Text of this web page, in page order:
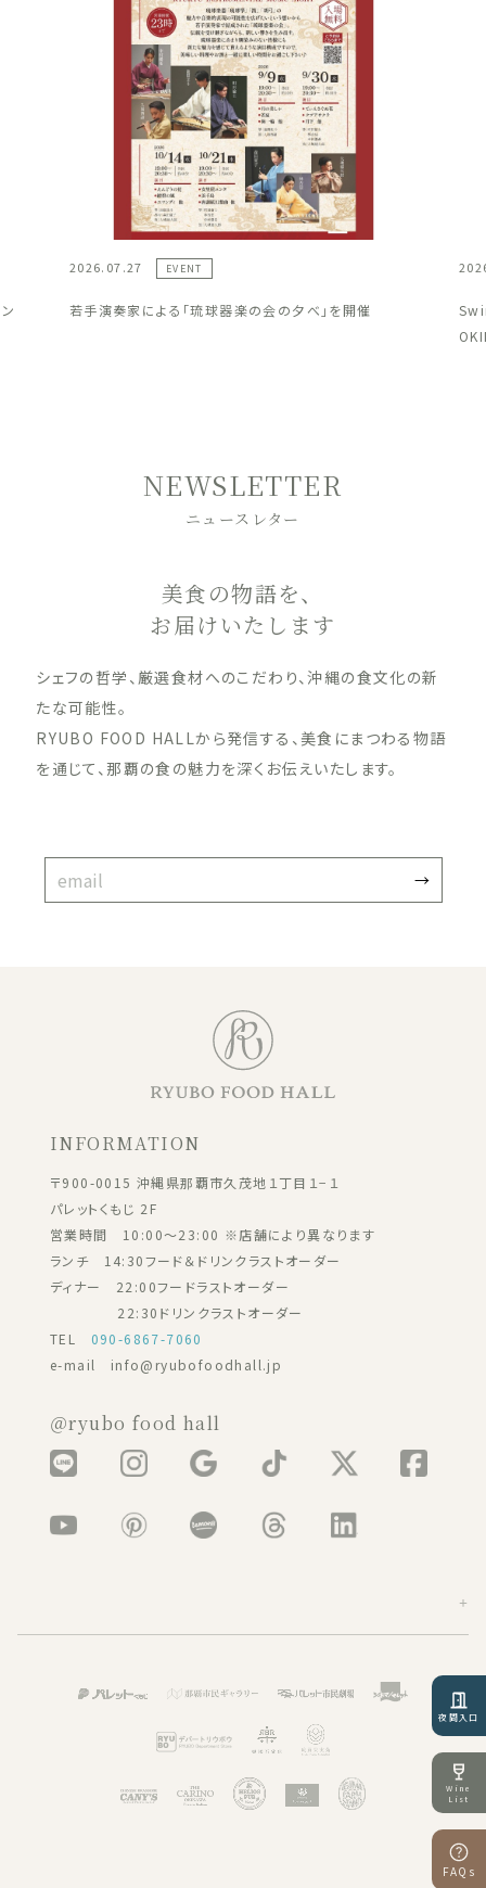
夜間入口
Wine
List
FAQs
2026.07.27 EVENT
若手演奏家による「琉球器楽の会の夕べ」を開催
NEWSLETTER
ニュースレター
美食の物語を、
お届けいたします
シェフの哲学、厳選食材へのこだわり、沖縄の食文化の新
たな可能性。
RYUBO FOOD HALLから発信する、美食にまつわる物語
を通じて、那覇の食の魅力を深くお伝えいたします。
INFORMATION
〒900-0015 沖縄県那覇市久茂地１丁目１−１
パレットくもじ 2F
営業時間 10:00～23:00 ※店舗により異なります
ランチ 14:30フード＆ドリンクラストオーダー
ディナー 22:00フードラストオーダー
22:30ドリンクラストオーダー
TEL 090-6867-7060
e-mail info@ryubofoodhall.jp
＠ryubo food hall